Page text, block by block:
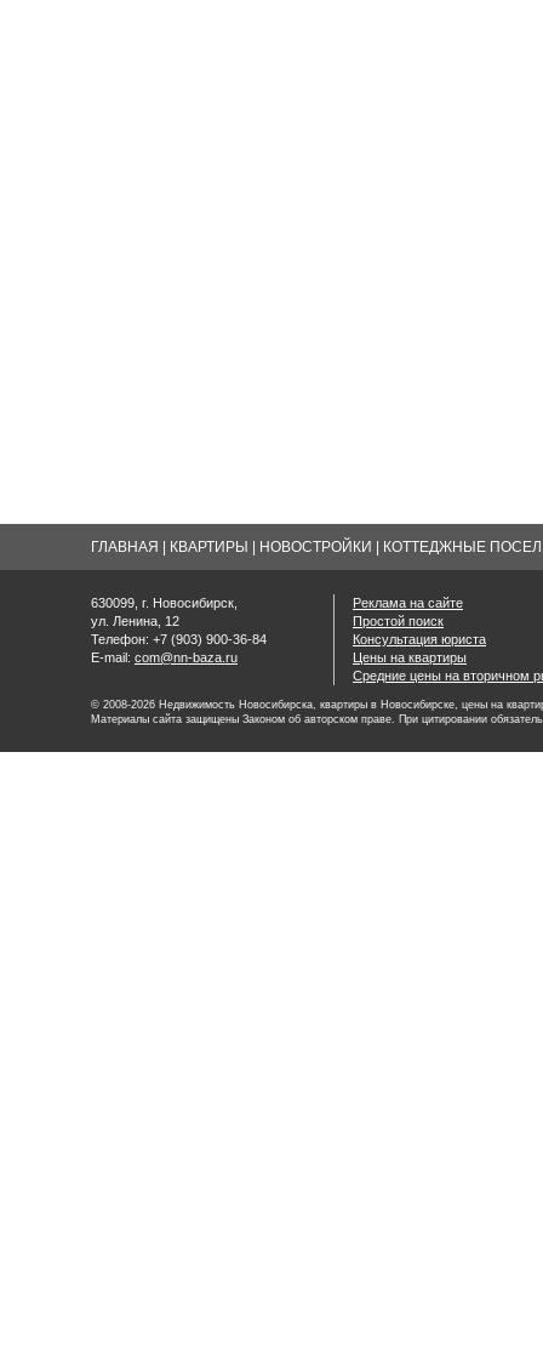
ГЛАВНАЯ КВАРТИРЫ НОВОСТРОЙКИ КОТТЕДЖНЫЕ
630099, г. Новосибирск,
ул. Ленина, 12
Телефон: +7 (903) 900-36-84
E-mail: com@nn-baza.ru
Реклама на сайте
Простой поиск
Консультация юриста
Цены на квартиры
Средние цены на вторичном
© 2008-2026 Недвижимость Новосибирска, квартиры в Новосибирске, цены на
Материалы сайта защищены Законом об авторском праве. При цитировании